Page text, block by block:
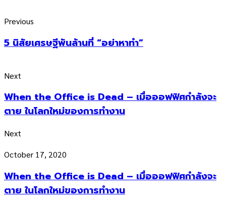
Previous
5 นิสัยเศรษฐีพันล้านที่ “อย่าหาทำ”
Next
When the Office is Dead – เมื่อออฟฟิศกำลังจะ
ตาย ในโลกใหม่ของการทำงาน
Next
October 17, 2020
When the Office is Dead – เมื่อออฟฟิศกำลังจะ
ตาย ในโลกใหม่ของการทำงาน